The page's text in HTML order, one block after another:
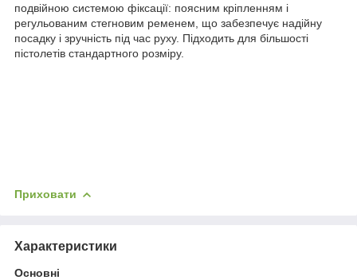
подвійною системою фіксації: поясним кріпленням і
регульованим стегновим ременем, що забезпечує надійну
посадку і зручність під час руху. Підходить для більшості
пістолетів стандартного розміру.
Приховати
Характеристики
Основні